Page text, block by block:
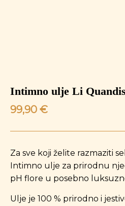
Intimno ulje Li
99,90 €
Za sve koji želite razmaziti
Intimno ulje za prirodnu
pH flore u posebno
Ulje je 100 % prirodno i